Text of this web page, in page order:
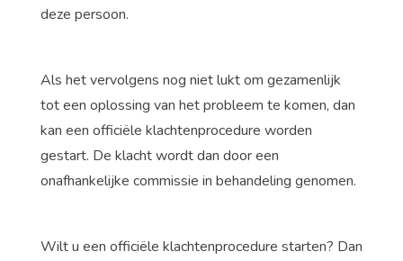
deze persoon.
Als het vervolgens nog niet lukt om gezamenlijk
tot een oplossing van het probleem te komen, dan
kan een officiële klachtenprocedure worden
gestart. De klacht wordt dan door een
onafhankelijke commissie in behandeling genomen.
Wilt u een officiële klachtenprocedure starten? Dan